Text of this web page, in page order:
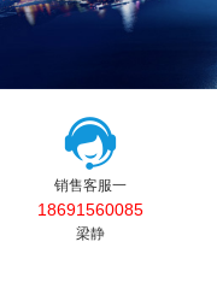
销售客服一
18691560085
梁静